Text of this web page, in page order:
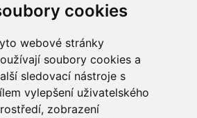
cookies
webové stránky
soubory cookies a
sledovací nástroje s
vylepšení uživatelského
zobrazení